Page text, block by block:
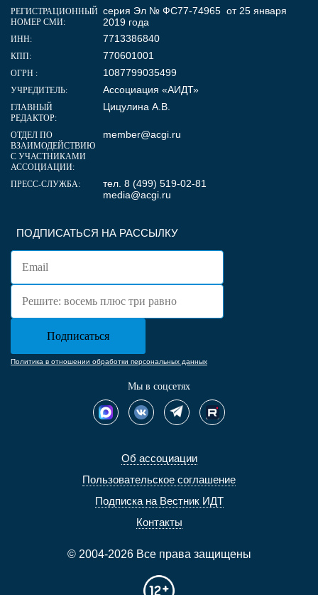
Об ассоциации
Пользовательское соглашение
Подписка на Вестник ИДТ
Контакты
© 2004-2026 Все права защищены
ПОДПИСАТЬСЯ НА РАССЫЛКУ
Политика в отношении обработки персональных данных
Мы в соцсетях
РЕГИСТРАЦИОННЫЙ
НОМЕР СМИ:
серия Эл № ФС77-74965 от 25 января
2019 года
ИНН: 7713386840
КПП: 770601001
ОГРН : 1087799035499
УЧРЕДИТЕЛЬ: Ассоциация «АИДТ»
ГЛАВНЫЙ
РЕДАКТОР:
Цицулина А.В.
ОТДЕЛ ПО
ВЗАИМОДЕЙСТВИЮ
С УЧАСТНИКАМИ
АССОЦИАЦИИ:
member@acgi.ru
ПРЕСС-СЛУЖБА:
тел. 8 (499) 519-02-81
media@acgi.ru